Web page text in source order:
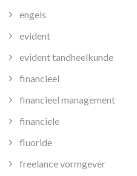
engels
evident
evident tandheelkunde
financieel
financieel management
financiele
fluoride
freelance vormgever